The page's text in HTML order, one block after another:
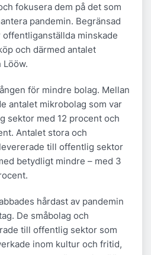
fokusera dem på det som
pandemin. Begränsad
minskade
och därmed antalet
Lööw.
för mindre bolag. Mellan
antalet mikrobolag som var
sektor med 12 procent och
Antalet stora och
till offentlig sektor
betydligt mindre – med 3
hårdast av pandemin
De småbolag och
till offentlig sektor som
inom kultur och fritid,